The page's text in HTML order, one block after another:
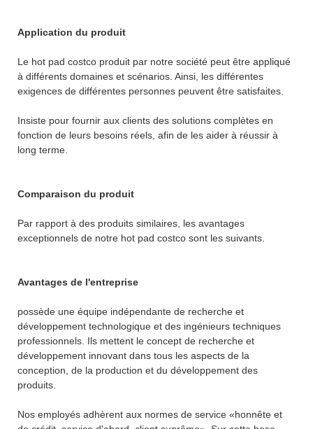
Application du produit
Le hot pad costco produit par notre société peut être appliqué
à différents domaines et scénarios. Ainsi, les différentes
exigences de différentes personnes peuvent être satisfaites.
Insiste pour fournir aux clients des solutions complètes en
fonction de leurs besoins réels, afin de les aider à réussir à
long terme.
Comparaison du produit
Par rapport à des produits similaires, les avantages
exceptionnels de notre hot pad costco sont les suivants.
Avantages de l'entreprise
possède une équipe indépendante de recherche et
développement technologique et des ingénieurs techniques
professionnels. Ils mettent le concept de recherche et
développement innovant dans tous les aspects de la
conception, de la production et du développement des
produits.
Nos employés adhèrent aux normes de service «honnête et